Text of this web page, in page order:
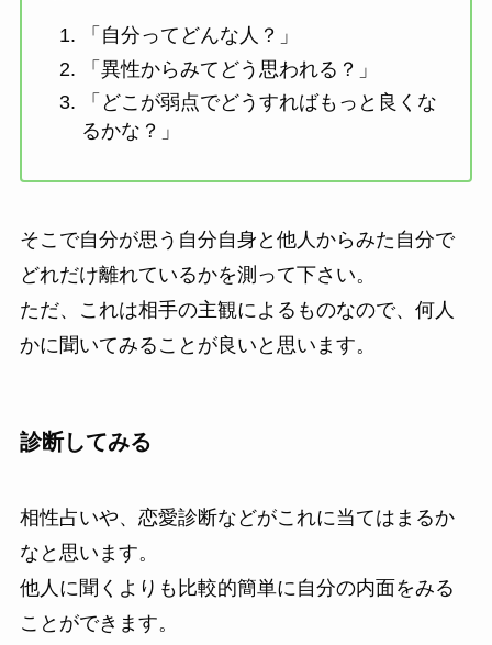
「自分ってどんな人？」
「異性からみてどう思われる？」
「どこが弱点でどうすればもっと良くな
るかな？」
そこで自分が思う自分自身と他人からみた自分で
どれだけ離れているかを測って下さい。
ただ、これは相手の主観によるものなので、何人
かに聞いてみることが良いと思います。
診断してみる
相性占いや、恋愛診断などがこれに当てはまるか
なと思います。
他人に聞くよりも比較的簡単に自分の内面をみる
ことができます。